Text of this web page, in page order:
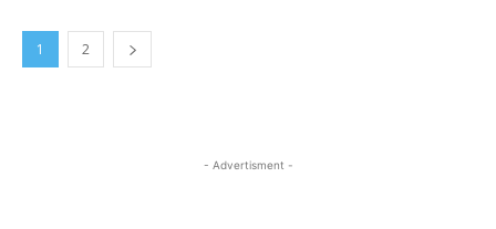
1 2
- Advertisment -